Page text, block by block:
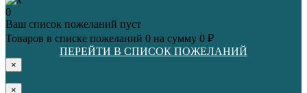
0
Ваш список пожеланий пуст
Товаров в списке пожеланий 0 на сумму 0 ₽
ПЕРЕЙТИ В СПИСОК ПОЖЕЛАНИЙ
×
×